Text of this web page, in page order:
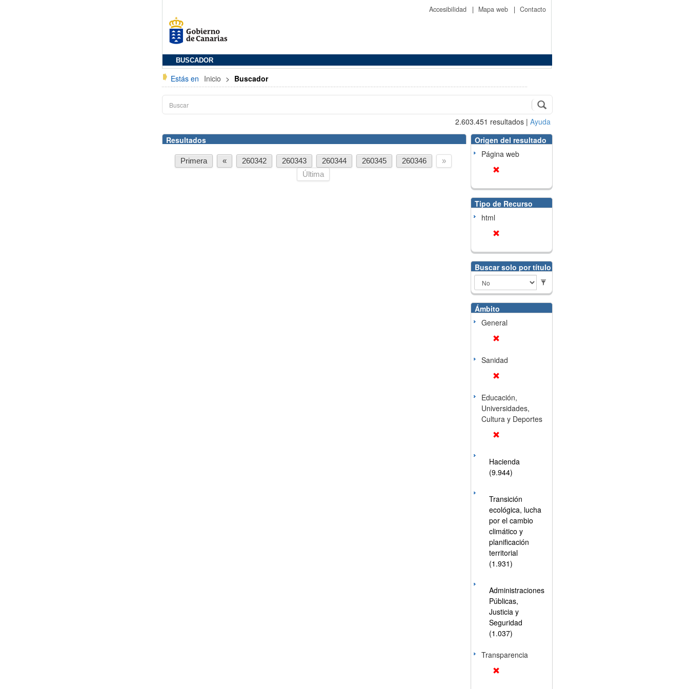
Accesibilidad | Mapa web | Contacto
BUSCADOR
Estás en Inicio > Buscador
2.603.451 resultados | Ayuda
Resultados
Primera « 260342 260343 260344 260345 260346
»
Última
Origen del resultado
Página web
Tipo de Recurso
html
Buscar solo por título
Ámbito
General
Sanidad
Educación,
Universidades,
Cultura y Deportes
Hacienda
(9.944)
Transición
ecológica, lucha
por el cambio
climático y
planificación
territorial
(1.931)
Administraciones
Públicas,
Justicia y
Seguridad
(1.037)
Transparencia